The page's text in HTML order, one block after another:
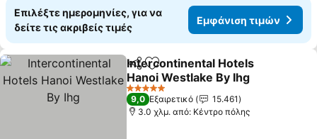
Επιλέξτε ημερομηνίες, για να
δείτε τις ακριβείς τιμές
Εμφάνιση τιμών
Κοινοποίηση
Προσθήκη στα αγαπημένα
Intercontinental Hotels
Hanoi Westlake By Ihg
5 Αστέρια
9,0 Εξαιρετικό
15.461
3.0 χλμ. από: Κέντρο πόλης